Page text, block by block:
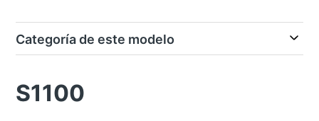
Categoría de este modelo
S1100